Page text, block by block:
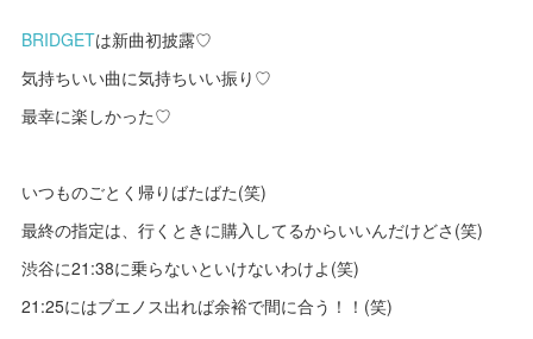
BRIDGETは新曲初披露♡
気持ちいい曲に気持ちいい振り♡
最幸に楽しかった♡
いつものごとく帰りばたばた(笑)
最終の指定は、行くときに購入してるからいいんだけどさ(笑)
渋谷に21:38に乗らないといけないわけよ(笑)
21:25にはブエノス出れば余裕で間に合う！！(笑)